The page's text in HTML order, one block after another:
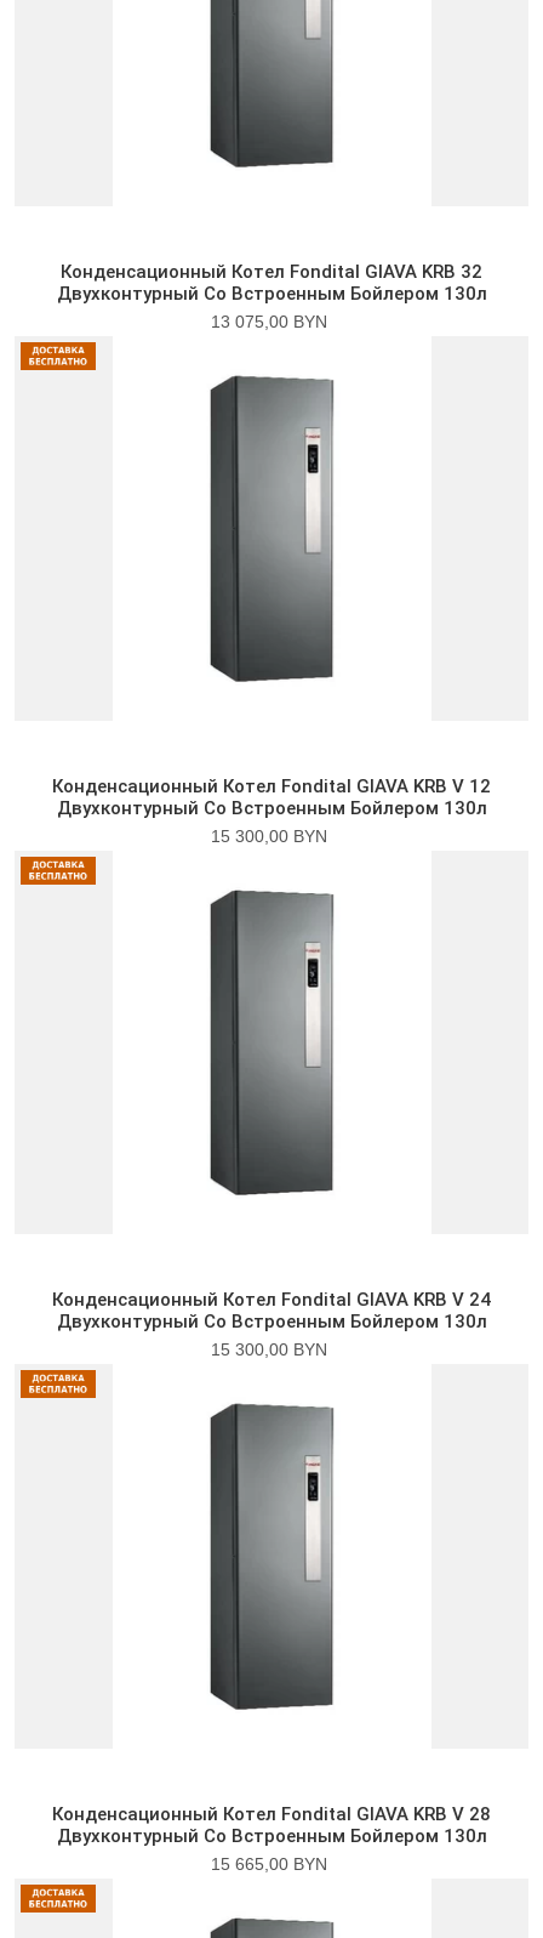
Конденсационный Котел Fondital GIAVA KRB 32
Двухконтурный Со Встроенным Бойлером 130л
13 075,00 BYN
Конденсационный Котел Fondital GIAVA KRB V 12
Двухконтурный Со Встроенным Бойлером 130л
15 300,00 BYN
Конденсационный Котел Fondital GIAVA KRB V 24
Двухконтурный Со Встроенным Бойлером 130л
15 300,00 BYN
Конденсационный Котел Fondital GIAVA KRB V 28
Двухконтурный Со Встроенным Бойлером 130л
15 665,00 BYN